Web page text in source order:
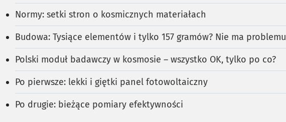
Normy: setki stron o kosmicznych materiałach
Budowa: Tysiące elementów i tylko 157 gramów? Nie ma problemu
Polski moduł badawczy w kosmosie – wszystko OK, tylko po co?
Po pierwsze: lekki i giętki panel fotowoltaiczny
Po drugie: bieżące pomiary efektywności